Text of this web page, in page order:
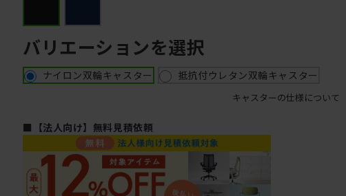
バリエーションを選択
ナイロン双輪キャスター 抵抗付ウレタン双輪キャスター
キャスターの仕様について
■【法人向け】無料見積依頼